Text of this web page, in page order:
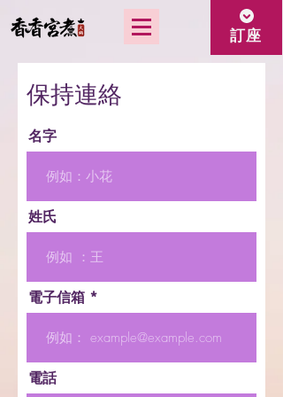
訂座
保持連絡
名字
姓氏
電子信箱
電話